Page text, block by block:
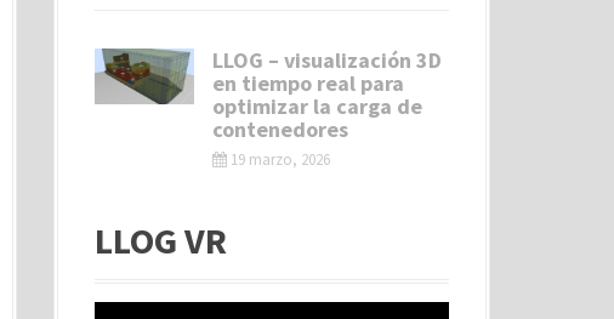
LLOG – visualización 3D
en tiempo real para
optimizar la carga de
contenedores
19 marzo, 2026
LLOG VR